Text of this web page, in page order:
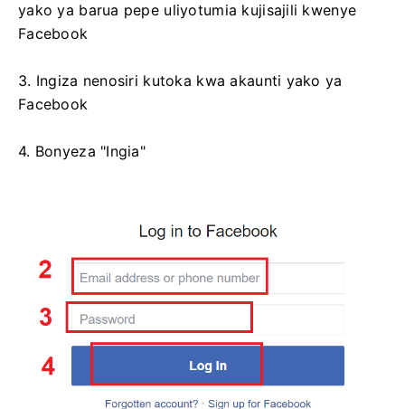
yako ya barua pepe uliyotumia kujisajili kwenye
Facebook
3. Ingiza nenosiri kutoka kwa akaunti yako ya
Facebook
4. Bonyeza "Ingia"